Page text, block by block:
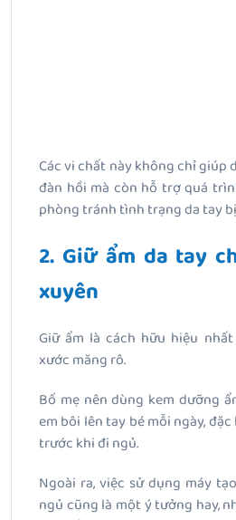
Các vi chất này không chỉ giúp
đàn hồi mà còn hỗ trợ quá
phòng tránh tình trạng da tay
2. Giữ ẩm da tay
xuyên
Giữ ẩm là cách hữu hiệu
xước măng rô.
Bố mẹ nên dùng kem dưỡng
em bôi lên tay bé mỗi ngày,
trước khi đi ngủ.
Ngoài ra, việc sử dụng máy
ngủ cũng là một ý tưởng hay,